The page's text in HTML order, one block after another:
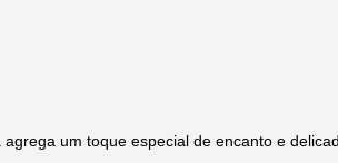
agrega um toque especial de encanto e